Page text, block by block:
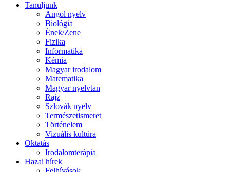
Tanuljunk
Angol nyelv
Biológia
Ének/Zene
Fizika
Informatika
Kémia
Magyar irodalom
Matematika
Magyar nyelvtan
Rajz
Szlovák nyelv
Természetismeret
Történelem
Vizuális kultúra
Oktatás
Irodalomterápia
Hazai hírek